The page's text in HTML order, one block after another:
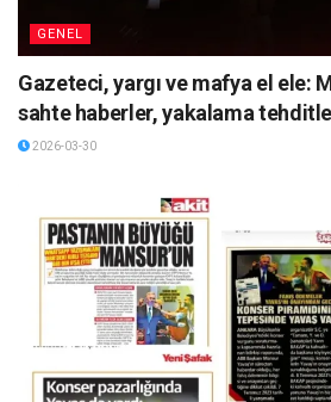
GENEL
Gazeteci, yargı ve mafya el ele:
sahte haberler, yakalama
2026-03-30